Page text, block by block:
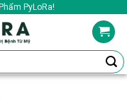
PyLoRa!